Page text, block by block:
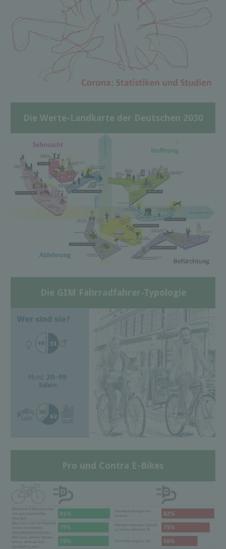
Die Werte-Landkarte der Deutschen 2030
Die GIM Fahrradfahrer-Typologie
Pro und Contra E-Bikes